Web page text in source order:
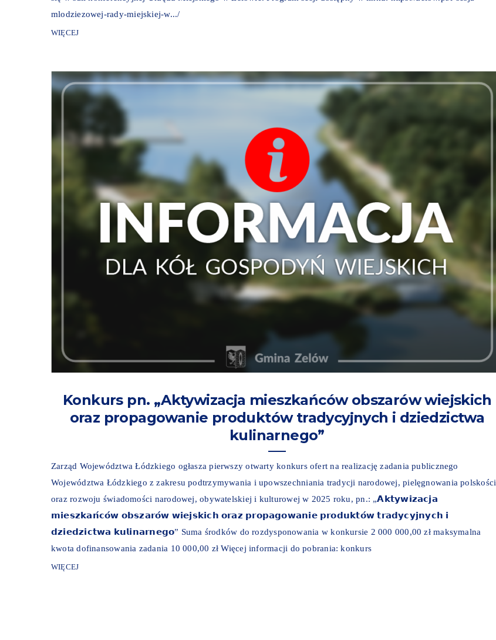
mlodziezowej-rady-miejskiej-w.../
WIĘCEJ
Konkurs pn. „Aktywizacja mieszkańców obszarów wiejskich
oraz propagowanie produktów tradycyjnych i dziedzictwa
kulinarnego”
Zarząd Województwa Łódzkiego ogłasza pierwszy otwarty konkurs ofert na realizację zadania publicznego
Województwa Łódzkiego z zakresu podtrzymywania i upowszechniania tradycji narodowej, pielęgnowania polskości
oraz rozwoju świadomości narodowej, obywatelskiej i kulturowej w 2025 roku, pn.: „𝗔𝗸𝘁𝘆𝘄𝗶𝘇𝗮𝗰𝗷𝗮
𝗺𝗶𝗲𝘀𝘇𝗸𝗮𝗻́𝗰𝗼́𝘄 𝗼𝗯𝘀𝘇𝗮𝗿𝗼́𝘄 𝘄𝗶𝗲𝗷𝘀𝗸𝗶𝗰𝗵 𝗼𝗿𝗮𝘇 𝗽𝗿𝗼𝗽𝗮𝗴𝗼𝘄𝗮𝗻𝗶𝗲 𝗽𝗿𝗼𝗱𝘂𝗸𝘁𝗼́𝘄 𝘁𝗿𝗮𝗱𝘆𝗰𝘆𝗷𝗻𝘆𝗰𝗵 𝗶
𝗱𝘇𝗶𝗲𝗱𝘇𝗶𝗰𝘁𝘄𝗮 𝗸𝘂𝗹𝗶𝗻𝗮𝗿𝗻𝗲𝗴𝗼” Suma środków do rozdysponowania w konkursie 2 000 000,00 zł maksymalna
kwota dofinansowania zadania 10 000,00 zł Więcej informacji do pobrania: konkurs
WIĘCEJ